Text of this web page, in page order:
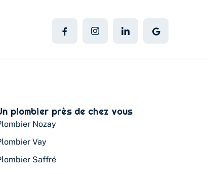
plombier près de chez vous
Nozay
Vay
Saffré